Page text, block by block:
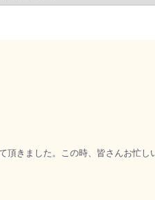
きました。この時、皆さんお忙